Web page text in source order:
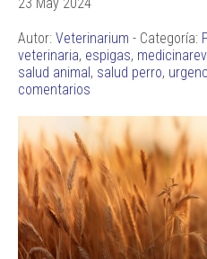
Autor: Veterinarium - Categoría:
veterinaria, espigas,
salud animal, salud perro,
comentarios